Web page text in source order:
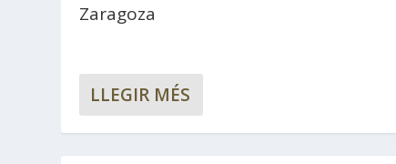
Zaragoza
LLEGIR MÉS